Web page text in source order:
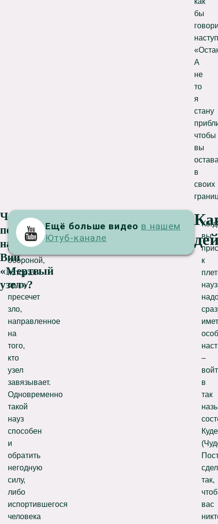
бы
А
не
то
я
стану
чтобы
вы
в
своих
Чем
поможет
науз
Вий
«Мертвый
узел»?
Помогает
науз
своей
обороной,
которая
сразу
пресечет
зло,
направленное
на
того,
кто
узел
завязывает.
Одновременно
такой
науз
способен
и
обратить
негодную
силу,
либо
испортившегося
человека
YouTube
Ещё больше видео в нашем
Ютуб-канале
вы
к
–
в
так
так,
вас